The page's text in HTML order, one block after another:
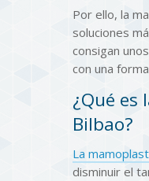
Por ello, la
soluciones
consigan
con una
¿Qué es
Bilbao?
La
disminuir el